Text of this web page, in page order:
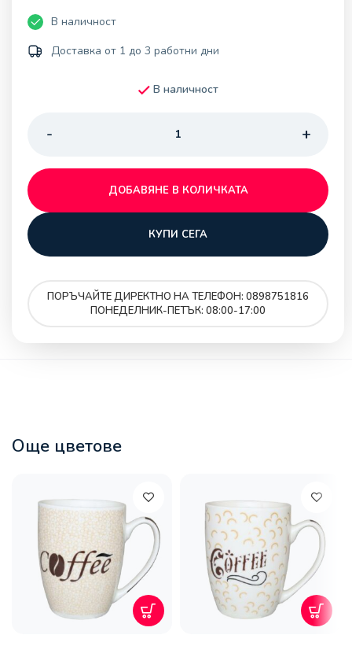
В наличност
Доставка от 1 до 3 работни дни
В наличност
ДОБАВЯНЕ В КОЛИЧКАТА
КУПИ СЕГА
ПОРЪЧАЙТЕ ДИРЕКТНО НА ТЕЛЕФОН: 0898751816
ПОНЕДЕЛНИК-ПЕТЪК: 08:00-17:00
Още цветове